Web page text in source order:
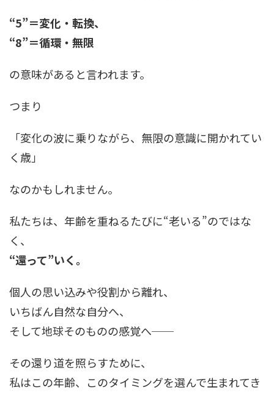
“5”＝変化・転換、
“8”＝循環・無限
の意味があると言われます。
つまり
「変化の波に乗りながら、無限の意識に開かれてい
く歳」
なのかもしれません。
私たちは、年齢を重ねるたびに“老いる”のではな
く、
“還って”いく。
個人の思い込みや役割から離れ、
いちばん自然な自分へ、
そして地球そのものの感覚へ──
その還り道を照らすために、
私はこの年齢、このタイミングを選んで生まれてき